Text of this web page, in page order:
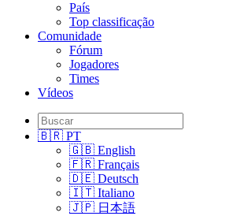
País
Top classificação
Comunidade
Fórum
Jogadores
Times
Vídeos
🇧🇷 PT
🇬🇧 English
🇫🇷 Français
🇩🇪 Deutsch
🇮🇹 Italiano
🇯🇵 日本語